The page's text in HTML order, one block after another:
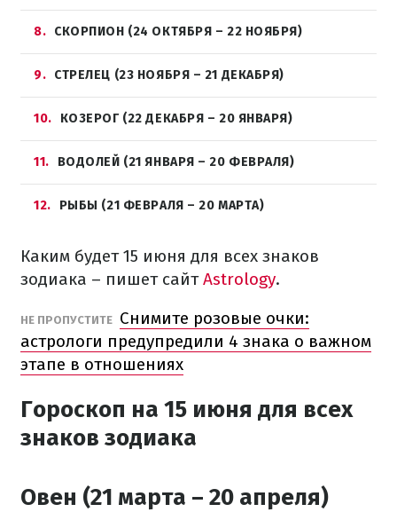
8 СКОРПИОН (24 ОКТЯБРЯ – 22 НОЯБРЯ)
9 СТРЕЛЕЦ (23 НОЯБРЯ – 21 ДЕКАБРЯ)
10 КОЗЕРОГ (22 ДЕКАБРЯ – 20 ЯНВАРЯ)
11 ВОДОЛЕЙ (21 ЯНВАРЯ – 20 ФЕВРАЛЯ)
12 РЫБЫ (21 ФЕВРАЛЯ – 20 МАРТА)
Каким будет 15 июня для всех знаков
зодиака – пишет сайтAstrology.
НЕ ПРОПУСТИТЕ Снимите розовые очки:
астрологи предупредили 4 знака о важном
этапе в отношениях
Гороскоп на 15 июня для всех
знаков зодиака
Овен (21 марта – 20 апреля)